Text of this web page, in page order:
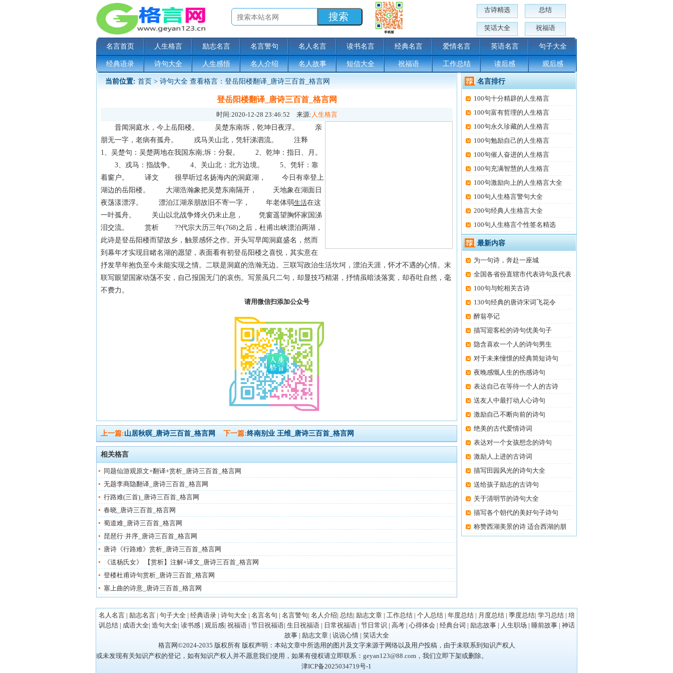
古诗精选 总结
笑话大全 祝福语
名言首页 人生格言 励志名言 名言警句 名人名言 读书名言 经典名言 爱情名言 英语名言 句子大全
经典语录 诗句大全 人生感悟 名人介绍 名人故事 短信大全 祝福语 工作总结 读后感 观后感
当前位置: 首页 > 诗句大全 查看格言：登岳阳楼翻译_唐诗三百首_格言网
登岳阳楼翻译_唐诗三百首_格言网
时间:2020-12-28 23:46:52 来源: 人生格言
昔闻洞庭水，今上岳阳楼。 吴楚东南坼，乾坤日夜浮。 亲
朋无一字，老病有孤舟。 戎马关山北，凭轩涕泗流。 注释
1、吴楚句：吴楚两地在我国东南;坼：分裂。 2、乾坤：指日、月。
3、戎马：指战争。 4、关山北：北方边境。 5、凭轩：靠
着窗户。 译文 很早听过名扬海内的洞庭湖， 今日有幸登上
湖边的岳阳楼。 大湖浩瀚象把吴楚东南隔开， 天地象在湖面日
夜荡漾漂浮。 漂泊江湖亲朋故旧不寄一字， 年老体弱生活在这
一叶孤舟。 关山以北战争烽火仍未止息， 凭窗遥望胸怀家国涕
泪交流。 赏析 ??代宗大历三年(768)之后，杜甫出峡漂泊两湖，
此诗是登岳阳楼而望故乡，触景感怀之作。开头写早闻洞庭盛名，然而
到幕年才实现目睹名湖的愿望，表面看有初登岳阳楼之喜悦，其实意在
抒发早年抱负至今未能实现之情。二联是洞庭的浩瀚无边。三联写政治生活坎坷，漂泊天涯，怀才不遇的心情。末
联写眼望国家动荡不安，自己报国无门的哀伤。写景虽只二句，却显技巧精湛，抒情虽暗淡落寞，却吞吐自然，毫
不费力。
请用微信扫添加公众号
上一篇:山居秋暝_唐诗三百首_格言网 下一篇:终南别业 王维_唐诗三百首_格言网
相关格言
同题仙游观原文+翻译+赏析_唐诗三百首_格言网
无题李商隐翻译_唐诗三百首_格言网
行路难(三首)_唐诗三百首_格言网
春晓_唐诗三百首_格言网
蜀道难_唐诗三百首_格言网
琵琶行·并序_唐诗三百首_格言网
唐诗《行路难》赏析_唐诗三百首_格言网
《送杨氏女》 【赏析】注解+译文_唐诗三百首_格言网
登楼杜甫诗句赏析_唐诗三百首_格言网
塞上曲的诗意_唐诗三百首_格言网
名言排行
100句十分精辟的人生格言
100句富有哲理的人生格言
100句永久珍藏的人生格言
100句勉励自己的人生格言
100句催人奋进的人生格言
100句充满智慧的人生格言
100句激励向上的人生格言大全
100句人生格言警句大全
200句经典人生格言大全
100句人生格言个性签名精选
最新内容
为一句诗，奔赴一座城
全国各省份直辖市代表诗句及代表
100句与蛇相关古诗
130句经典的唐诗宋词飞花令
醉翁亭记
描写迎客松的诗句优美句子
隐含喜欢一个人的诗句男生
对于未来憧憬的经典简短诗句
夜晚感慨人生的伤感诗句
表达自己在等待一个人的古诗
送友人中最打动人心诗句
激励自己不断向前的诗句
绝美的古代爱情诗词
表达对一个女孩想念的诗句
激励人上进的古诗词
描写田园风光的诗句大全
送给孩子励志的古诗句
关于清明节的诗句大全
描写各个朝代的美好句子诗句
称赞西湖美景的诗 适合西湖的朋
名人名言| 励志名言| 句子大全| 经典语录| 诗句大全| 名言名句 | 名言警句| 名人介绍| 总结| 励志文章| 工作总结| 个人总结| 年度总结| 月度总结| 季度总结| 学习总结| 培
训总结| 成语大全| 造句大全| 读书感| 观后感| 祝福语| 节日祝福语| 生日祝福语| 日常祝福语| 节日常识 | 高考| 心得体会 | 经典台词 | 励志故事| 人生职场 | 睡前故事| 神话
故事| 励志文章| 说说心情| 笑话大全
格言网©2024-2035 版权所有 版权声明：本站文章中所选用的图片及文字来源于网络以及用户投稿，由于未联系到知识产权人
或未发现有关知识产权的登记，如有知识产权人并不愿意我们使用，如果有侵权请立即联系：geyan123@88.com，我们立即下架或删除。
津ICP备2025034719号-1